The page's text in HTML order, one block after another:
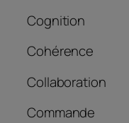
Cognition
Cohérence
Collaboration
Commande